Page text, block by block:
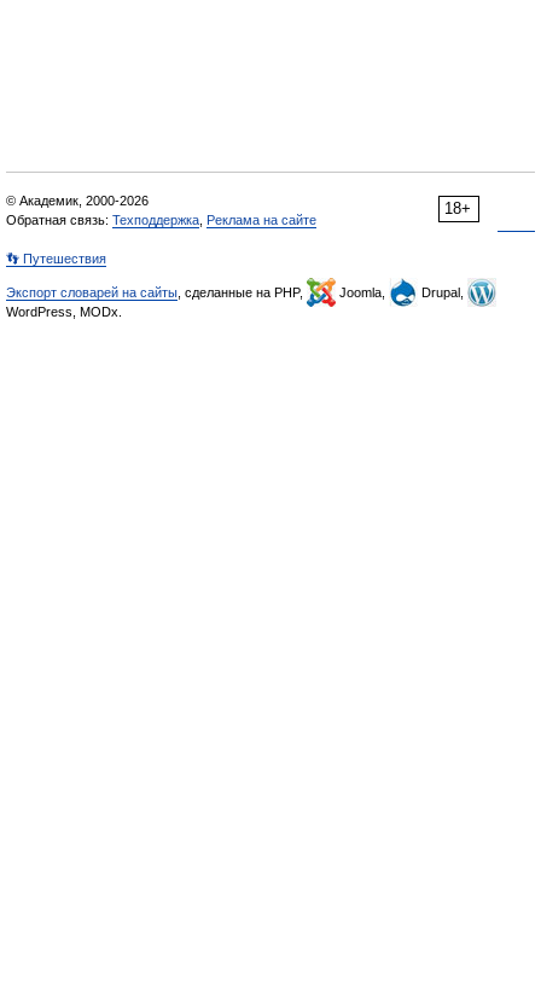
18+
© Академик, 2000-2026
Обратная связь: Техподдержка Реклама на сайте
👣 Путешествия
Экспорт словарей на сайты , сделанные на PHP, Joomla,
Drupal,
WordPress, MODx.